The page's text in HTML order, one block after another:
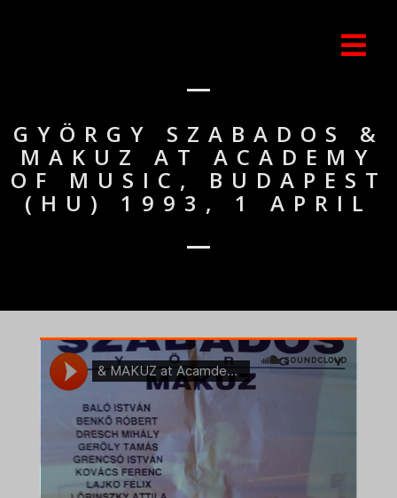
GYÖRGY SZABADOS &
MAKUZ AT ACADEMY
OF MUSIC, BUDAPEST
(HU) 1993, 1 APRIL